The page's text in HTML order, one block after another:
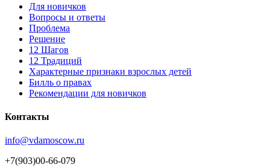
Для новичков
Вопросы и ответы
Проблема
Решение
12 Шагов
12 Традиций
Xарактерные признаки взрослых детей
Билль о правах
Рекомендации для новичков
Контакты
info@vdamoscow.ru
+7(903)00-66-079